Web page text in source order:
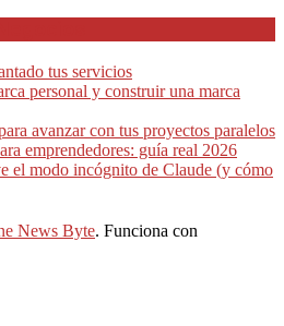
tus servicios
personal y construir una marca
avanzar con tus proyectos paralelos
emprendedores: guía real 2026
el modo incógnito de Claude (y cómo
News Byte. Funciona con